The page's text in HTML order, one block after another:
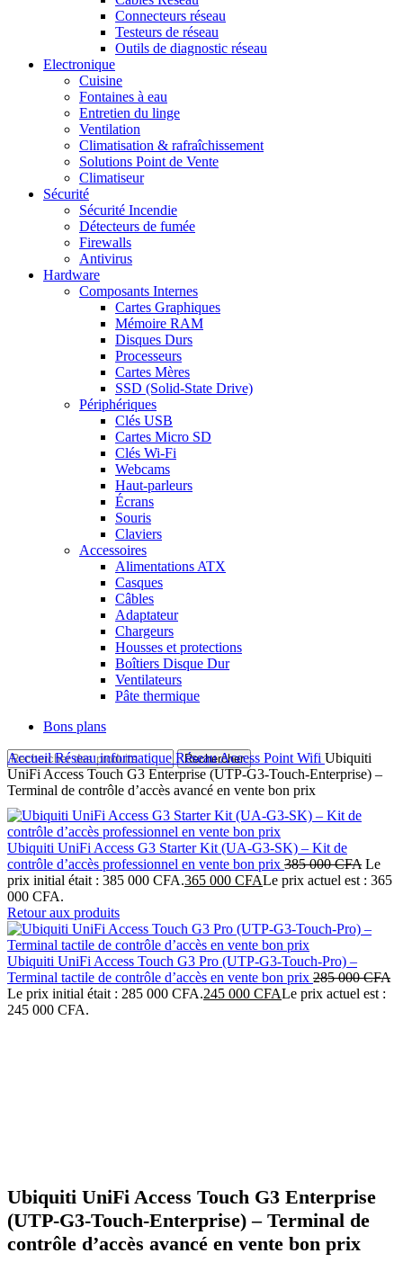
Connecteurs réseau
Testeurs de réseau
Outils de diagnostic réseau
Electronique
Cuisine
Fontaines à eau
Entretien du linge
Ventilation
Climatisation & rafraîchissement
Solutions Point de Vente
Climatiseur
Sécurité
Sécurité Incendie
Détecteurs de fumée
Firewalls
Antivirus
Hardware
Composants Internes
Cartes Graphiques
Mémoire RAM
Disques Durs
Processeurs
Cartes Mères
SSD (Solid-State Drive)
Périphériques
Clés USB
Cartes Micro SD
Clés Wi-Fi
Webcams
Haut-parleurs
Écrans
Souris
Claviers
Accessoires
Alimentations ATX
Casques
Câbles
Adaptateur
Chargeurs
Housses et protections
Boîtiers Disque Dur
Ventilateurs
Pâte thermique
Bons plans
Rechercher
AccueilRéseau informatique RéseauAccess Point Wifi Ubiquiti
UniFi Access Touch G3 Enterprise (UTP-G3-Touch-Enterprise) –
Terminal de contrôle d’accès avancé en vente bon prix
Ubiquiti UniFi Access G3 Starter Kit (UA-G3-SK) – Kit de
contrôle d’accès professionnel en vente bon prix 385 000CFA Le
prix initial était : 385 000 CFA.365 000 CFALe prix actuel est : 365
000 CFA.
Retour aux produits
Ubiquiti UniFi Access Touch G3 Pro (UTP-G3-Touch-Pro) –
Terminal tactile de contrôle d’accès en vente bon prix 285 000CFA
Le prix initial était : 285 000 CFA.245 000 CFALe prix actuel est :
245 000 CFA.
Ubiquiti UniFi Access Touch G3 Enterprise
(UTP-G3-Touch-Enterprise) – Terminal de
contrôle d’accès avancé en vente bon prix